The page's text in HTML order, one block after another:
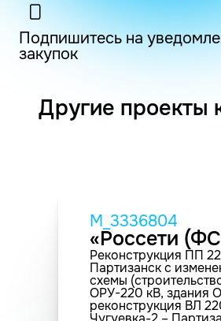
Подпишитесь на
закупок
Другие проекты
M_3336804
«Россети
Реконструкция ПП
Партизанск с
схемы
ОРУ-220 кВ, здания
реконструкция ВЛ